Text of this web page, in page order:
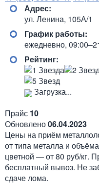
Адрес:
ул. Ленина, 105А/1
График работы:
ежедневно,
Рейтинг:
Загрузка...
Прайс 10
Обновлено06.04.2023
Цены на приём
от типа металла и
цветной — от 80 руб/кг.
бесплатный вывоз. Не
сдаче лома.